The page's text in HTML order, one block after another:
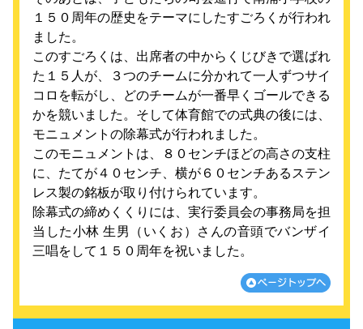
１５０周年の歴史をテーマにしたすごろくが行われ
ました。
このすごろくは、出席者の中からくじびきで選ばれ
た１５人が、３つのチームに分かれて一人ずつサイ
コロを転がし、どのチームが一番早くゴールできる
かを競いました。そして体育館での式典の後には、
モニュメントの除幕式が行われました。
このモニュメントは、８０センチほどの高さの支柱
に、たてが４０センチ、横が６０センチあるステン
レス製の銘板が取り付けられています。
除幕式の締めくくりには、実行委員会の事務局を担
当した小林 生男（いくお）さんの音頭でバンザイ
三唱をして１５０周年を祝いました。